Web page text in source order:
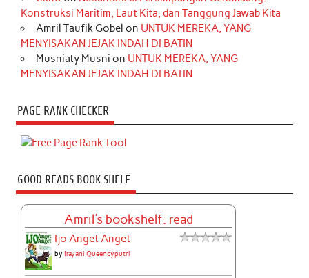
Konstruksi Maritim, Laut Kita, dan Tanggung Jawab Kita
Amril Taufik Gobel on UNTUK MEREKA, YANG
MENYISAKAN JEJAK INDAH DI BATIN
Musniaty Musni on UNTUK MEREKA, YANG
MENYISAKAN JEJAK INDAH DI BATIN
PAGE RANK CHECKER
GOOD READS BOOK SHELF
Amril's bookshelf: read
Ijo Anget Anget
byIrayani Queencyputri